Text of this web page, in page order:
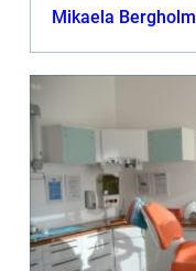
Mikaela Bergholm